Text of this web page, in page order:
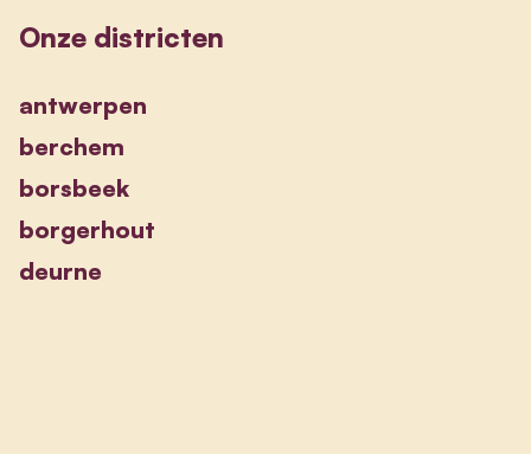
Onze districten
antwerpen
berchem
borsbeek
borgerhout
deurne